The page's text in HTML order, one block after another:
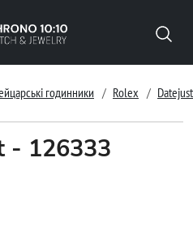
годинники Rolex Datejust
- 126333